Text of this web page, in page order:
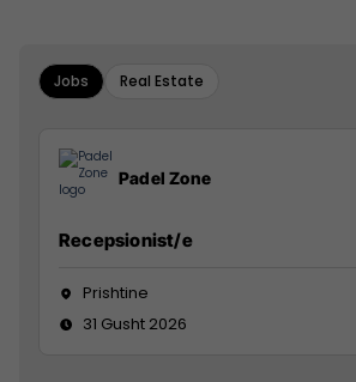
Jobs Real Estate
Padel Zone
Recepsionist/e
Prishtine
31 Gusht 2026